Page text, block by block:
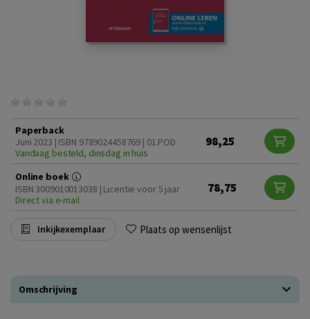
Paperback
Juni 2023 | ISBN 9789024458769 | 01.POD
Vandaag besteld, dinsdag in huis
98,25
Online boek
ISBN 3009010013038 | Licentie voor 5 jaar
Direct via e-mail
78,75
Inkijkexemplaar Plaats op wensenlijst
Omschrijving